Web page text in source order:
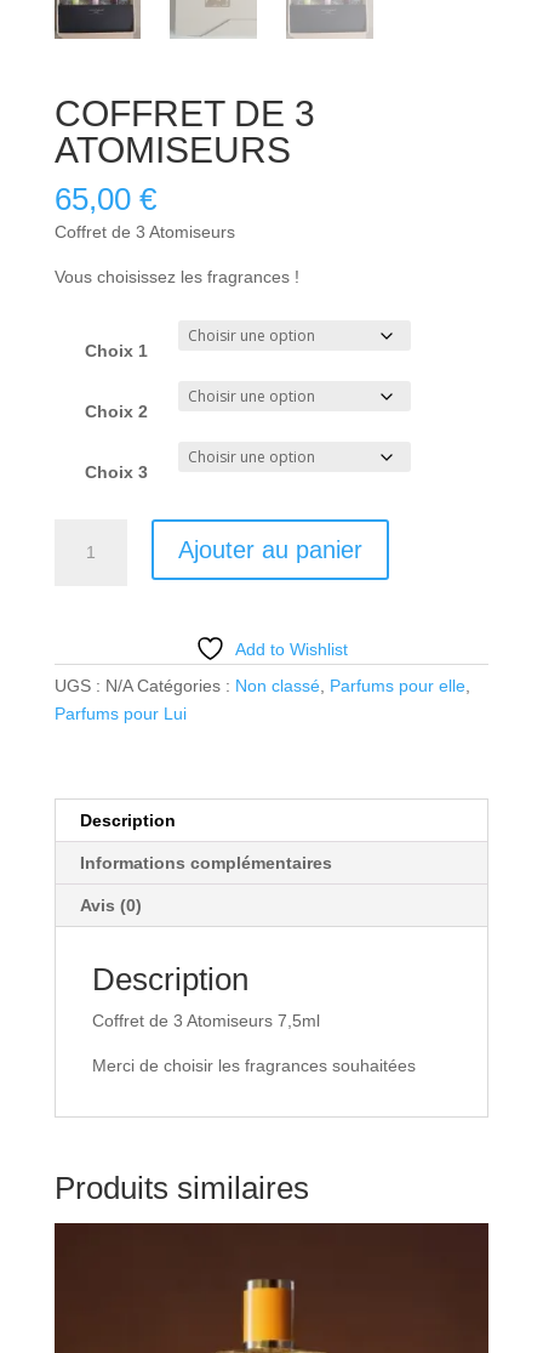
COFFRET DE 3
ATOMISEURS
65,00 €
Coffret de 3 Atomiseurs
Vous choisissez les fragrances !
Choix 1
Choix 2
Choix 3
ATOMISEURS
Ajouter au panier
Add to Wishlist
UGS : N/A Catégories : Non classé, Parfums pour elle,
Parfums pour Lui
Description
Informations complémentaires
Avis (0)
Description
Coffret de 3 Atomiseurs 7,5ml
Merci de choisir les fragrances souhaitées
Produits similaires